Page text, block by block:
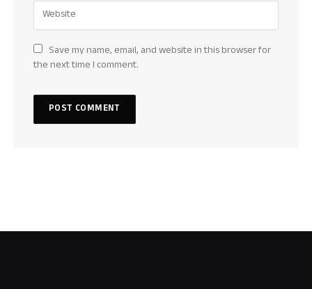
Save my name, email, and website in this browser for
the next time I comment.